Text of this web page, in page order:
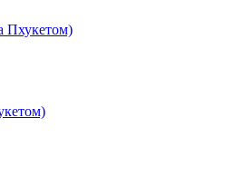
Пхукетом)